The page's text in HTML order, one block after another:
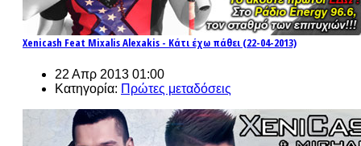
Xenicash Feat Mixalis Alexakis - Κάτι έχω πάθει (22-04-2013)
22 Απρ 2013 01:00
Κατηγορία: Πρώτες μεταδόσεις